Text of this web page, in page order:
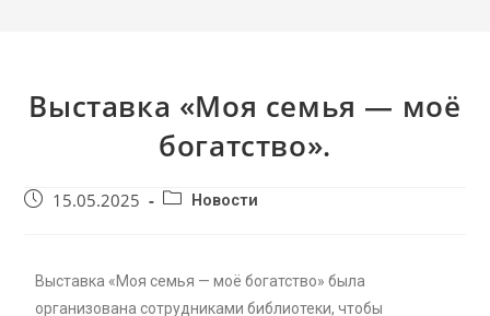
Выставка «Моя семья — моё
богатство».
15.05.2025 Новости
Выставка «Моя семья — моё богатство» была
организована сотрудниками библиотеки, чтобы